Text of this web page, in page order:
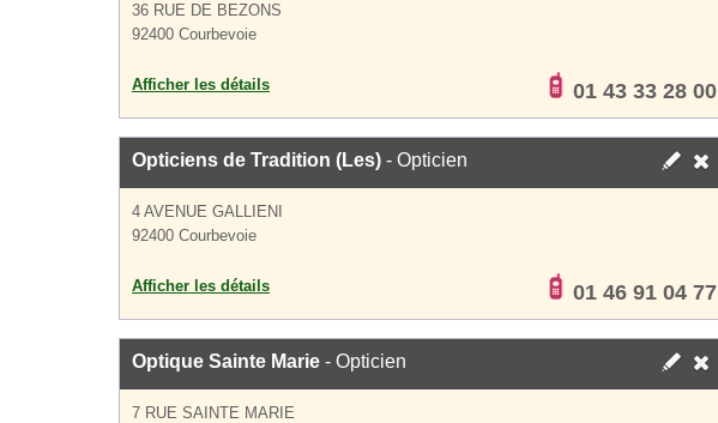
36 RUE DE BEZONS
92400 Courbevoie
Afficher les détails 01 43 33 28 00
Opticiens de Tradition (Les) - Opticien
4 AVENUE GALLIENI
92400 Courbevoie
Afficher les détails 01 46 91 04 77
Optique Sainte Marie - Opticien
7 RUE SAINTE MARIE